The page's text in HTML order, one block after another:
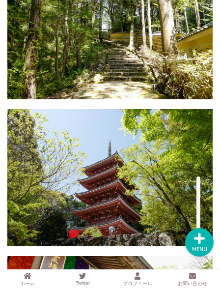
ホーム Twitter プロフィール お問い合わせ
MENU
暮らしをちょっと豊かに
するアイテムサイト
『mono.』を見る
ラク家事！「暮らしの定
番消耗品リスト」を見る
おすすめ「ブログ村テー
マ集」を見る
完全版！「ラク家事Myル
ール集」を見る